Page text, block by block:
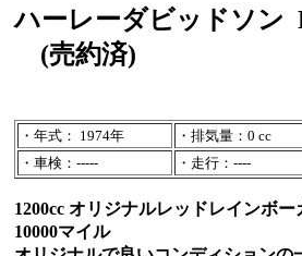
ハーレーダビッドソン
(売約済)
・年式： 1974年
・排気量：0 cc
・車検：-----
・走行：----
1200cc オリジナルレッドレインボー
10000マイル